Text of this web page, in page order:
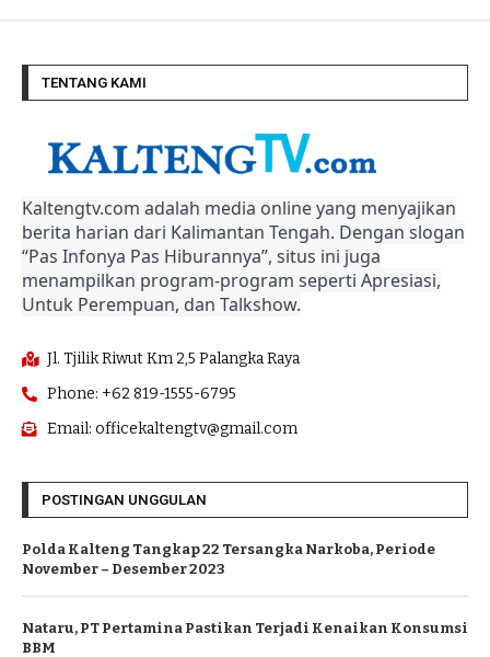
TENTANG KAMI
Kaltengtv.com adalah media online yang menyajikan
berita harian dari Kalimantan Tengah. Dengan slogan
“Pas Infonya Pas Hiburannya”, situs ini juga
menampilkan program-program seperti Apresiasi,
Untuk Perempuan, dan Talkshow.
Jl. Tjilik Riwut Km 2,5 Palangka Raya
Phone: +62 819-1555-6795
Email: officekaltengtv@gmail.com
POSTINGAN UNGGULAN
Polda Kalteng Tangkap 22 Tersangka Narkoba, Periode
November – Desember 2023
Nataru, PT Pertamina Pastikan Terjadi Kenaikan Konsumsi
BBM